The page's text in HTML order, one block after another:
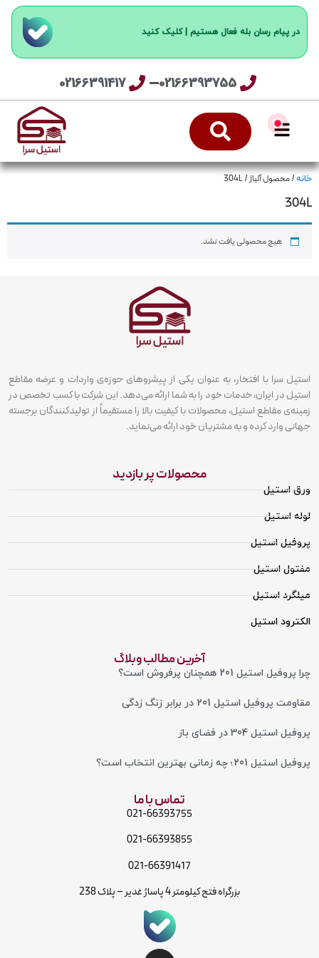
در پیام رسان بله فعال هستیم | کلیک کنید
02166393755
02166391417
خانه/ محصول آلیاژ / 304L
304L
هیچ محصولی یافت نشد.
استیل سرا با افتخار، به عنوان یکی از پیشروهای حوزه‌ی واردات و عرضه مقاطع
استیل در ایران، خدمات خود را به شما ارائه می‌دهد. این شرکت با کسب تخصص در
زمینه‌ی مقاطع استیل، محصولات با کیفیت بالا را مستقیماً از تولیدکنندگان برجسته
جهانی وارد کرده و به مشتریان خود ارائه می‌نماید.
محصولات پر بازدید
ورق استیل
لوله استیل
پروفیل استیل
مفتول استیل
میلگرد استیل
الکترود استیل
آخرین مطالب وبلاگ
چرا پروفیل استیل 201 همچنان پرفروش است؟
مقاومت پروفیل استیل 201 در برابر زنگ‌ زدگی
پروفیل استیل 304 در فضای باز
پروفیل استیل 201؛ چه زمانی بهترین انتخاب است؟
تماس با ما
021-66393755
021-66393855
021-66391417
بزرگراه فتح کیلومتر 4 پاساژ غدیر – پلاک 238